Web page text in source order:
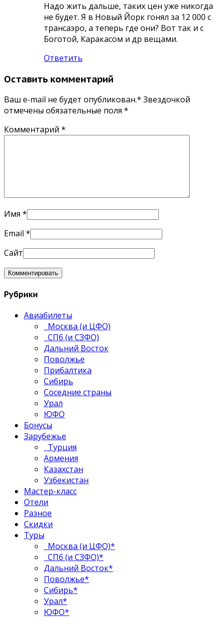
Надо жить дальше, таких цен уже никогда
не будет. Я в Новый Йорк гонял за 12 000 с
трансаэро, а теперь где они? Вот так и с
Боготой, Каракасом и др вещами.
Ответить
Оставить комментарий
Ваш e-mail не будет опубликован.* Звездочкой
отмечены обязательные поля *
Комментарий *
Имя *
Email *
Сайт
Рубрики
Авиабилеты
Москва (и ЦФО)
СПб (и СЗФО)
Дальний Восток
Поволжье
Прибалтика
Сибирь
Соседние страны
Урал
ЮФО
Бонусы
Зарубежье
Турция
Армения
Казахстан
Узбекистан
Мастер-класс
Отели
Разное
Скидки
Туры
Москва (и ЦФО)*
СПб (и СЗФО)*
Дальний Восток*
Поволжье*
Сибирь*
Урал*
ЮФО*